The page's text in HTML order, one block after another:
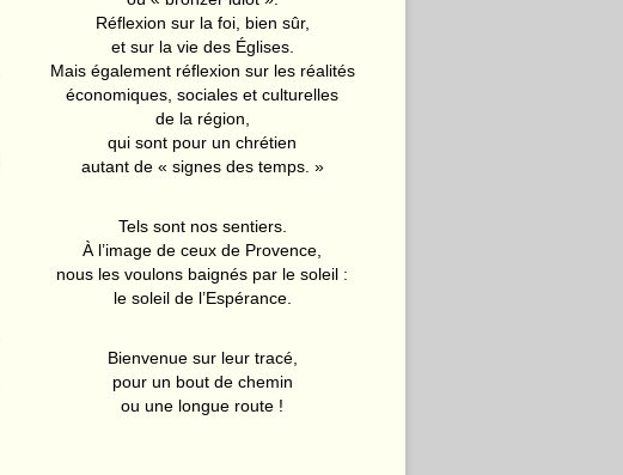
Réflexion sur la foi, bien sûr,
et sur la vie des Églises.
Mais également réflexion sur les réalités
économiques, sociales et culturelles
de la région,
qui sont pour un chrétien
autant de « signes des temps. »
Tels sont nos sentiers.
À l’image de ceux de Provence,
nous les voulons baignés par le soleil :
le soleil de l’Espérance.
Bienvenue sur leur tracé,
pour un bout de chemin
ou une longue route !